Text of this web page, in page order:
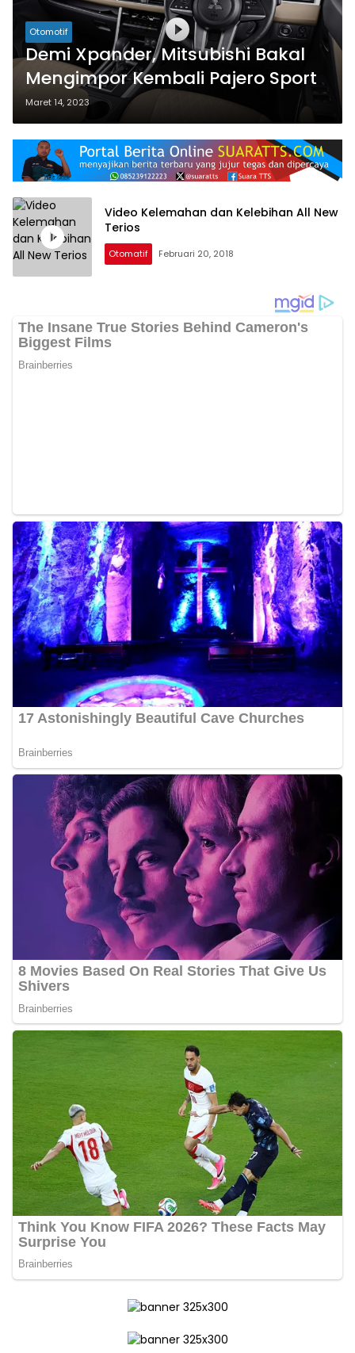
Otomotif
Demi Xpander, Mitsubishi Bakal
Mengimpor Kembali Pajero Sport
Maret 14, 2023
Video Kelemahan dan Kelebihan All New
Terios
Otomatif Februari 20, 2018